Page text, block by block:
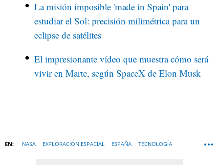
La misión imposible 'made in Spain' para
estudiar el Sol: precisión milimétrica para un
eclipse de satélites
El impresionante vídeo que muestra cómo será
vivir en Marte, según SpaceX de Elon Musk‍
NASA EXPLORACIÓN ESPACIAL ESPAÑA TECNOLOGÍA